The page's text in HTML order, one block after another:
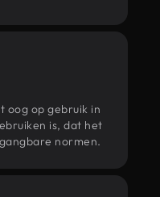
oog op gebruik in
is, dat het
normen.